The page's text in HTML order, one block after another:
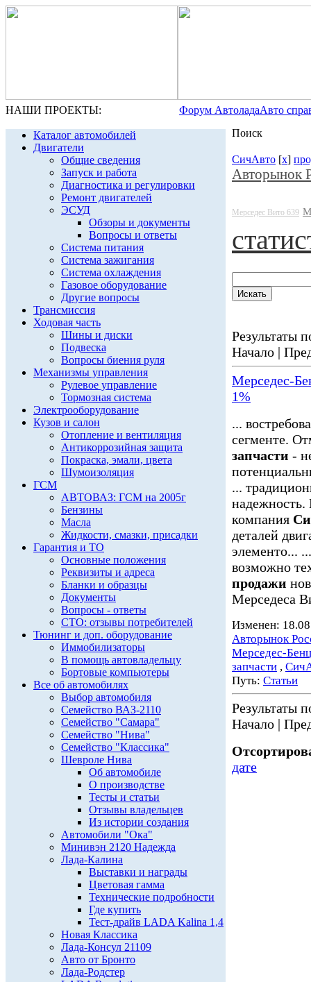
НАШИ ПРОЕКТЫ: Форум АвтоладаАвто
Каталог автомобилей
Двигатели
Общие сведения
Запуск и работа
Диагностика и регулировки
Ремонт двигателей
ЭСУД
Обзоры и документы
Вопросы и ответы
Система питания
Система зажигания
Система охлаждения
Газовое оборудование
Другие вопросы
Трансмиссия
Ходовая часть
Шины и диски
Подвеска
Вопросы биения руля
Механизмы управления
Рулевое управление
Тормозная система
Электрооборудование
Кузов и салон
Отопление и вентиляция
Антикоррозийная защита
Покраска, эмали, цвета
Шумоизоляция
ГСМ
АВТОВАЗ: ГСМ на 2005г
Бензины
Масла
Жидкости, смазки, присадки
Гарантия и ТО
Основные положения
Реквизиты и адреса
Бланки и образцы
Документы
Вопросы - ответы
СТО: отзывы потребителей
Тюнинг и доп. оборудование
Иммобилизаторы
В помощь автовладельцу
Бортовые компьютеры
Все об автомобилях
Выбор автомобиля
Семейство ВАЗ-2110
Семейство "Самара"
Семейство "Нива"
Семейство "Классика"
Шевроле Нива
Об автомобиле
О производстве
Тесты и статьи
Отзывы владельцев
Из истории создания
Автомобили "Ока"
Минивэн 2120 Надежда
Лада-Калина
Выставки и награды
Цветовая гамма
Технические подробности
Где купить
Тест-драйв LADA Kalina 1,4
Новая Классика
Лада-Консул 21109
Авто от Бронто
Лада-Родстер
Поиск
СичАвто [x]
Авторынок
Мерседес Вито 639
Результаты
Начало |
Мерседес-
1%
...
сегменте.
запчасти -
...
компания
деталей
элементо...
возможно
продажи
Мерседеса
Изменен:
Авторынок
Мерседес-Бенц
запчасти ,
Путь: Статьи
Результаты
Начало |
дате